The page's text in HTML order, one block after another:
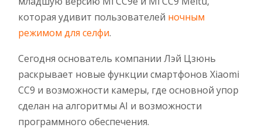
которая удивит пользователей ночным
режимом для селфи.
Сегодня основатель компании Лэй Цзюнь
раскрывает новые функции смартфонов Xiaomi
CC9 и возможности камеры, где основной упор
сделан на алгоритмы AI и возможности
программного обеспечения.